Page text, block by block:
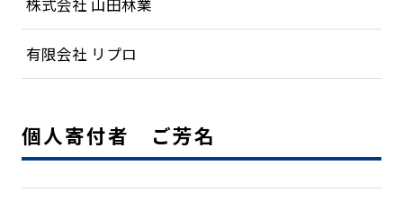
株式会社 山田林業
有限会社 リプロ
個人寄付者 ご芳名